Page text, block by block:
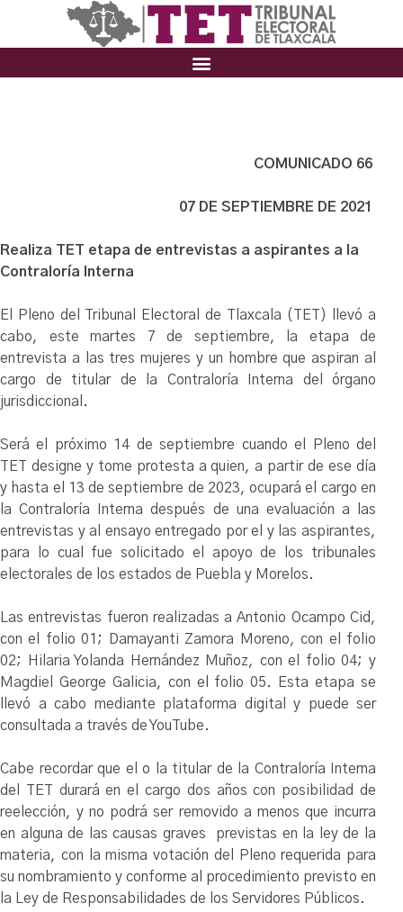
COMUNICADO 66
07 DE SEPTIEMBRE DE 2021
Realiza TET etapa de entrevistas a aspirantes a la
Contraloría Interna
El Pleno del Tribunal Electoral de Tlaxcala (TET) llevó a
cabo, este martes 7 de septiembre, la etapa de
entrevista a las tres mujeres y un hombre que aspiran al
cargo de titular de la Contraloría Interna del órgano
jurisdiccional.
Será el próximo 14 de septiembre cuando el Pleno del
TET designe y tome protesta a quien, a partir de ese día
y hasta el 13 de septiembre de 2023, ocupará el cargo en
la Contraloría Interna después de una evaluación a las
entrevistas y al ensayo entregado por el y las aspirantes,
para lo cual fue solicitado el apoyo de los tribunales
electorales de los estados de Puebla y Morelos.
Las entrevistas fueron realizadas a Antonio Ocampo Cid,
con el folio 01; Damayanti Zamora Moreno, con el folio
02; Hilaria Yolanda Hernández Muñoz, con el folio 04; y
Magdiel George Galicia, con el folio 05. Esta etapa se
llevó a cabo mediante plataforma digital y puede ser
consultada a través de YouTube.
Cabe recordar que el o la titular de la Contraloría Interna
del TET durará en el cargo dos años con posibilidad de
reelección, y no podrá ser removido a menos que incurra
en alguna de las causas graves previstas en la ley de la
materia, con la misma votación del Pleno requerida para
su nombramiento y conforme al procedimiento previsto en
la Ley de Responsabilidades de los Servidores Públicos.